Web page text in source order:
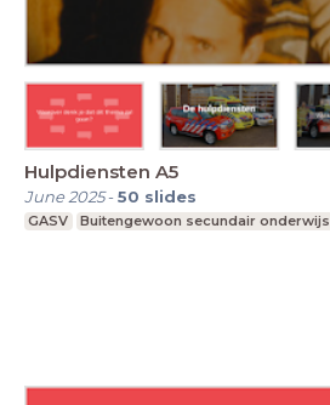
Hulpdiensten A5
June 2025-50 slides
GASV Buitengewoon secundair onderwijs